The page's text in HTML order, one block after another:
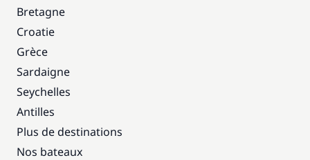
Bretagne
Croatie
Grèce
Sardaigne
Seychelles
Antilles
Plus de destinations
Nos bateaux